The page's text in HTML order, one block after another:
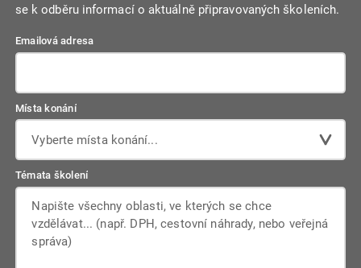
se k odběru informací o aktuálně připravovaných školeních.
Emailová adresa
Místa konání
Vyberte místa konání...
Témata školení